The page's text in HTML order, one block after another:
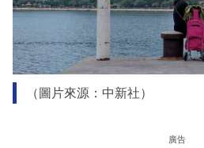
（圖片來源：中新社）
廣告